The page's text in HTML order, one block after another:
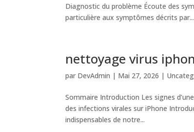
Diagnostic du problème Écoute des
particulière aux symptômes décrits par...
nettoyage virus
par DevAdmin | Mai 27, 2026 |
Sommaire Introduction Les signes
des infections virales sur iPhone
indispensables de notre...